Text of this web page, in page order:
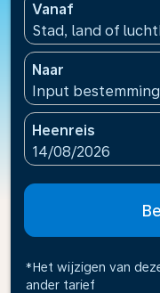
Vanaf
Stad, land of
Naar
Input bestemming
Heenreis
fc-booking-
14/08/2026
*Het wijzigen van
ander tarief